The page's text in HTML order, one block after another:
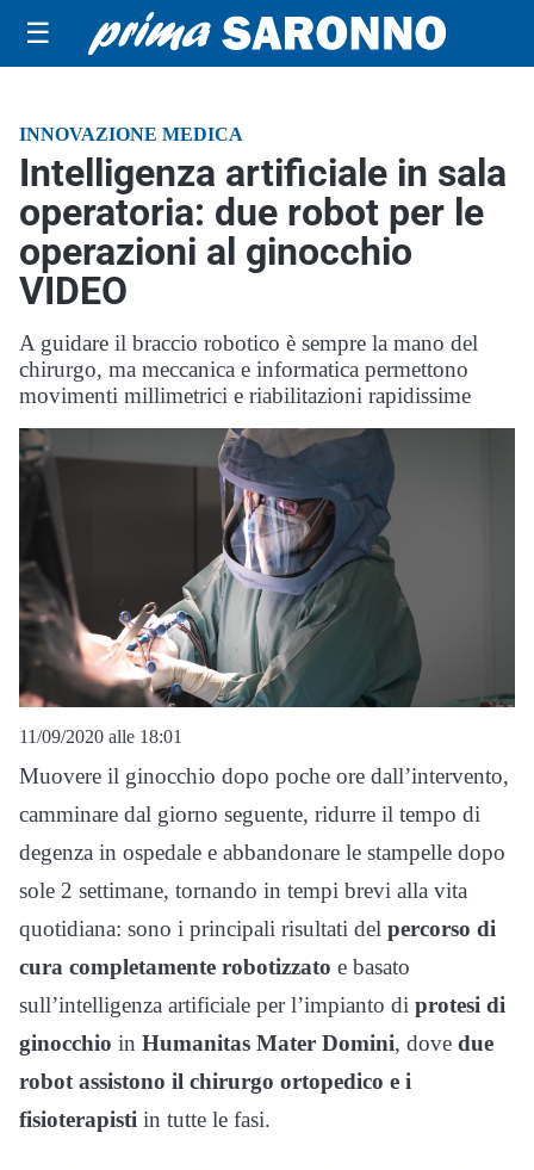
☰
INNOVAZIONE MEDICA
Intelligenza artificiale in sala
operatoria: due robot per le
operazioni al ginocchio
VIDEO
A guidare il braccio robotico è sempre la mano del
chirurgo, ma meccanica e informatica permettono
movimenti millimetrici e riabilitazioni rapidissime
11/09/2020 alle 18:01
Muovere il ginocchio dopo poche ore dall’intervento,
camminare dal giorno seguente, ridurre il tempo di
degenza in ospedale e abbandonare le stampelle dopo
sole 2 settimane, tornando in tempi brevi alla vita
quotidiana: sono i principali risultati del percorso di
cura completamente robotizzato e basato
sull’intelligenza artificiale per l’impianto di protesi di
ginocchio in Humanitas Mater Domini, dove due
robot assistono il chirurgo ortopedico e i
fisioterapisti in tutte le fasi.